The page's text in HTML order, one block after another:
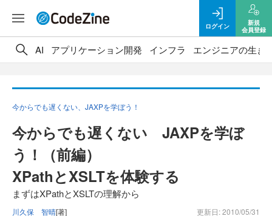
ログイン
新規
会員登録
AI アプリケーション開発 インフラ エンジニアの生き
今からでも遅くない、JAXPを学ぼう！
今からでも遅くない JAXPを学ぼ
う！（前編）
XPathとXSLTを体験する
まずはXPathとXSLTの理解から
川久保 智晴[著]
更新日: 2010/05/31